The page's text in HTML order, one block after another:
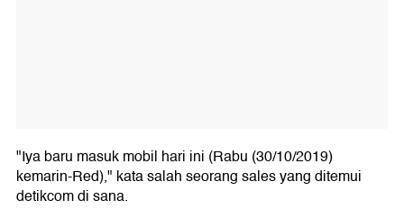
"Iya baru masuk mobil hari ini (Rabu (30/10/2019)
kemarin-Red)," kata salah seorang sales yang ditemui
detikcom di sana.